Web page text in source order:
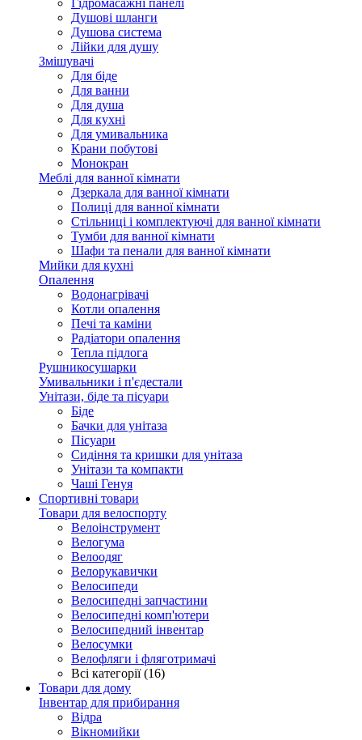
Гідромасажні панелі
Душові шланги
Душова система
Лійки для душу
Змішувачі
Для біде
Для ванни
Для душа
Для кухні
Для умивальника
Крани побутові
Монокран
Меблі для ванної кімнати
Дзеркала для ванної кімнати
Полиці для ванної кімнати
Стільниці і комплектуючі для ванної кімнати
Тумби для ванної кімнати
Шафи та пенали для ванної кімнати
Мийки для кухні
Опалення
Водонагрівачі
Котли опалення
Печі та каміни
Радіатори опалення
Тепла підлога
Рушникосушарки
Умивальники і п'єдестали
Унітази, біде та пісуари
Біде
Бачки для унітаза
Пісуари
Сидіння та кришки для унітаза
Унітази та компакти
Чаші Генуя
Спортивні товари
Товари для велоспорту
Велоінструмент
Велогума
Велоодяг
Велорукавички
Велосипеди
Велосипедні запчастини
Велосипедні комп'ютери
Велосипедний інвентар
Велосумки
Велофляги і фляготримачі
Всі категорії (16)
Товари для дому
Інвентар для прибирання
Відра
Вікномийки